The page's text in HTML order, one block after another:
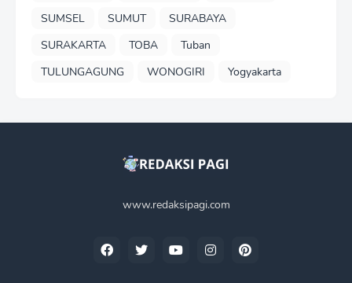
SUMSEL
SUMUT
SURABAYA
SURAKARTA
TOBA
Tuban
TULUNGAGUNG
WONOGIRI Yogyakarta
www.redaksipagi.com